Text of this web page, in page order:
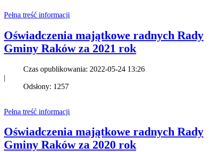
Pełna treść informacji
Oświadczenia majątkowe radnych Rady
Gminy Raków za 2021 rok
Czas opublikowania: 2022-05-24 13:26
|
Odsłony: 1257
Pełna treść informacji
Oświadczenia majątkowe radnych Rady
Gminy Raków za 2020 rok